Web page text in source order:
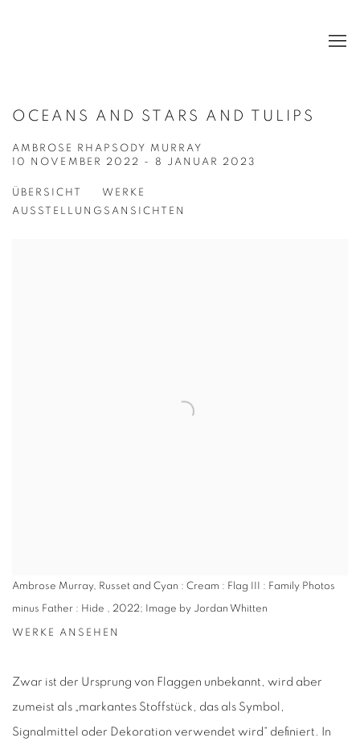
OCEANS AND STARS AND TULIPS
AMBROSE RHAPSODY MURRAY
10 NOVEMBER 2022 - 8 JANUAR 2023
ÜBERSICHT
WERKE
AUSSTELLUNGSANSICHTEN
Ambrose Murray, Russet and Cyan : Cream : Flag III : Family Photos
minus Father : Hide , 2022; Image by Jordan Whitten
WERKE ANSEHEN
Zwar ist der Ursprung von Flaggen unbekannt, wird aber
zumeist als „markantes Stoffstück, das als Symbol,
Signalmittel oder Dekoration verwendet wird“ definiert. In